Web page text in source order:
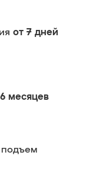
от 7 дней
месяцев
подъем